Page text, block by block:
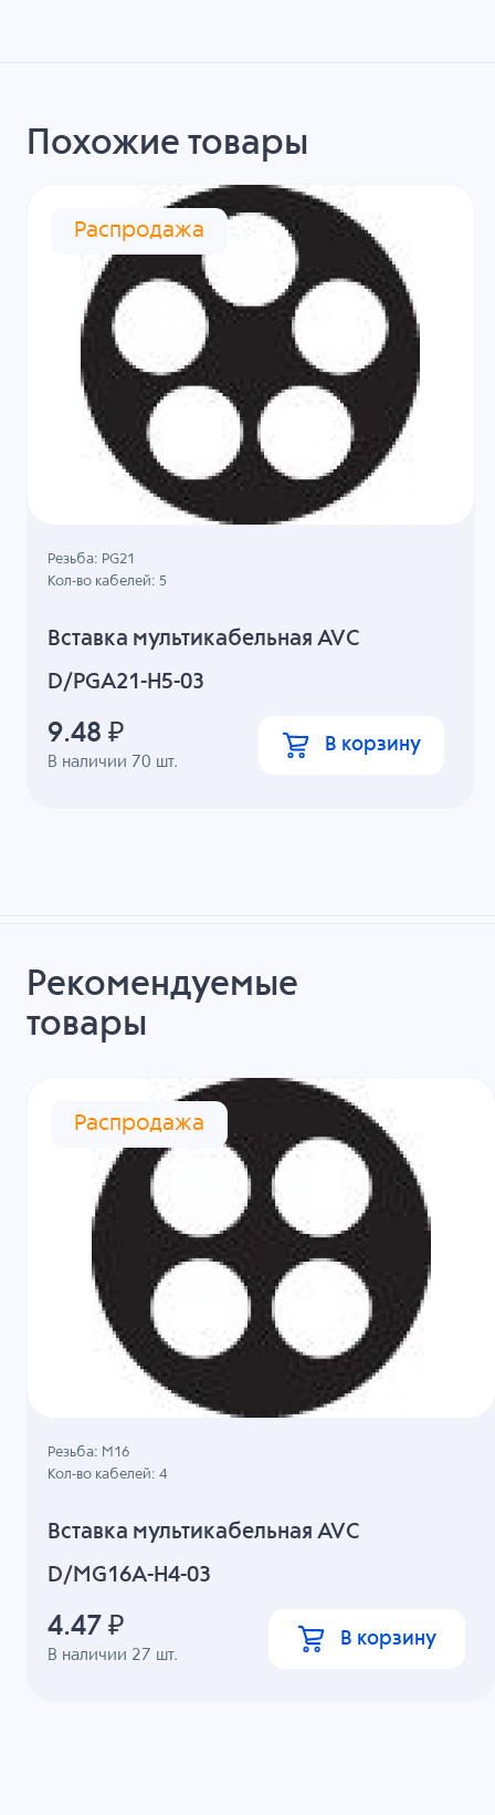
Похожие товары
Распродажа
Вставка мультикабельная AVC
D/PGA21-H5-03
В наличии 70 шт.
Резьба: PG21
Кол-во кабелей: 5
9.48 ₽ В корзину
Рекомендуемые
товары
Распродажа
Вставка мультикабельная AVC
D/MG16A-H4-03
В наличии 27 шт.
Резьба: M16
Кол-во кабелей: 4
4.47 ₽ В корзину